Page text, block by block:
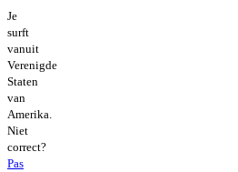
Je
surft
vanuit
Verenigde
Staten
van
Amerika.
Niet
correct?
Pas